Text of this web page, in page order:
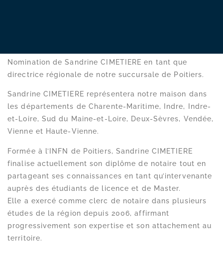
Nomination de Sandrine CIMETIERE en tant que
directrice régionale de notre succursale de Poitiers.
Sandrine CIMETIERE représentera notre maison dans
les départements de Charente-Maritime, Indre, Indre-
et-Loire, Sud du Maine-et-Loire, Deux-Sèvres, Vendée,
Vienne et Haute-Vienne.
Formée à l’INFN de Poitiers, Sandrine CIMETIERE
finalise actuellement son diplôme de notaire tout en
partageant ses connaissances en tant qu’intervenante
auprès des étudiants de licence et de Master.
Elle a exercé comme clerc de notaire dans plusieurs
études de la région depuis 2006, affirmant
progressivement son expertise et son attachement au
territoire.